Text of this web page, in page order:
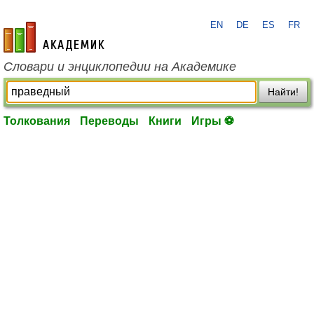
academic.ru
EN DE ES FR
Словари и энциклопедии на Академике
Найти!
Толкования Переводы Книги Игры ⚽